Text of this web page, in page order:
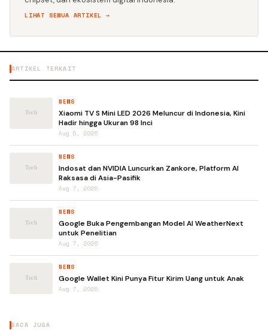
LIHAT SEMUA ARTIKEL →
ARTIKEL TERKAIT
NEWS
Xiaomi TV S Mini LED 2026 Meluncur di Indonesia, Kini
Hadir hingga Ukuran 98 Inci
Aug 6, 2026
NEWS
Indosat dan NVIDIA Luncurkan Zankore, Platform AI
Raksasa di Asia-Pasifik
Aug 7, 2026
NEWS
Google Buka Pengembangan Model AI WeatherNext
untuk Penelitian
Aug 7, 2026
NEWS
Google Wallet Kini Punya Fitur Kirim Uang untuk Anak
Aug 7, 2026
BACA JUGA